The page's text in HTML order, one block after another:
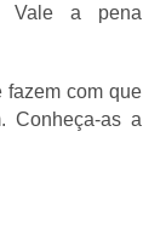
Vale a pena
fazem com que
Conheça-as a